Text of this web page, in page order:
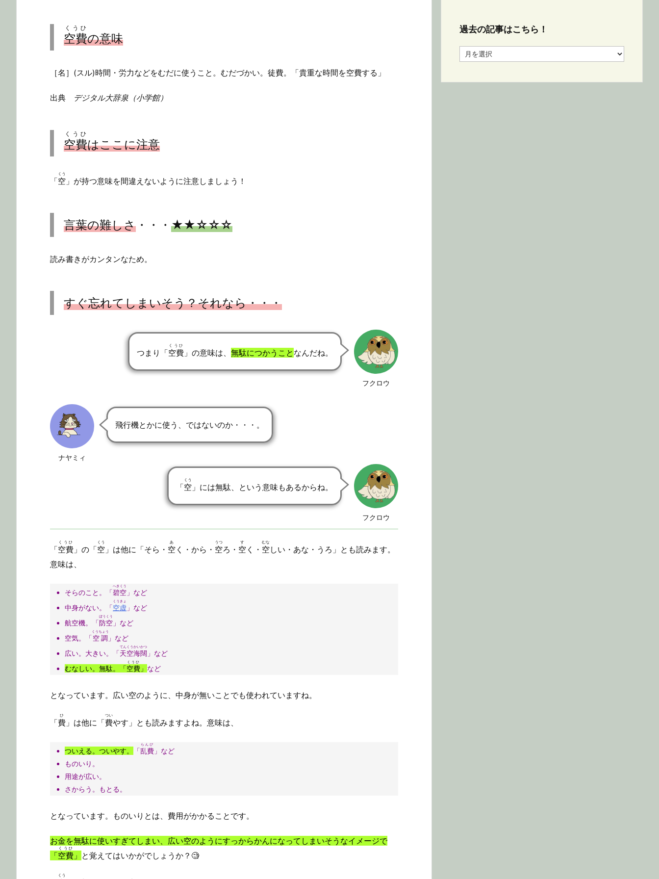
空費
くうひ
の意味
［名］(スル)時間・労力などをむだに使うこと。むだづかい。徒費。「貴重な時間を空費する」
出典 デジタル大辞泉（小学館）
空費
くうひ
はここに注意
「空
くう
」が持つ意味を間違えないように注意しましょう！
言葉の難しさ ・・・ ★★☆☆☆
読み書きがカンタンなため。
すぐ忘れてしまいそう？それなら・・・
フクロウ
つまり「空費
くうひ
」の意味は、 無駄につかうこと なんだね。
ナヤミィ
飛行機とかに使う、ではないのか・・・。
フクロウ
「空
くう
」には無駄、という意味もあるからね。
「空費
くうひ
」の「空
くう
」は他に「そら・ 空
あ
く・から・ 空
うつ
ろ・ 空
す
く・ 空
むな
しい・あな・うろ」とも読みます。
意味は、
そらのこと。「碧空
へきくう
」など
中身がない。「空虚
くうきょ
」など
航空機。「防空
ぼうくう
」など
空気。「空調
くうちょう
」など
広い。大きい。「天空海闊
てんくうかいかつ
」など
むなしい。無駄。「空費
くうひ
」 など
となっています。広い空のように、中身が無いことでも使われていますね。
「費
ひ
」は他に「費
つい
やす」とも読みますよね。意味は、
ついえる。ついやす。 「乱費
らんぴ
」など
ものいり。
用途が広い。
さからう。もとる。
となっています。ものいりとは、費用がかかることです。
お金を無駄に使いすぎてしまい、広い空のようにすっからかんになってしまいそうなイメージで
「空費
くうひ
」 と覚えてはいかがでしょうか？🧐
くう
過去の記事はこちら！
去